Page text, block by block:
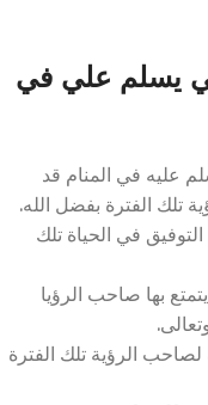
يسلم علي في
عليه في المنام قد
تلك الفترة بفضل الله.
في الحياة تلك
بها صاحب الرؤيا
الرؤية تلك الفترة